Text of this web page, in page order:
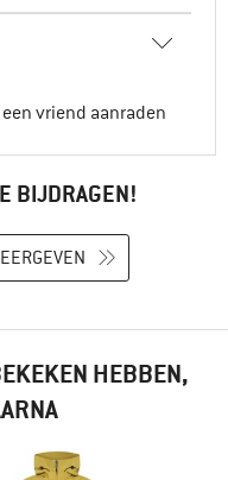
vriend aanraden
BIJDRAGEN!
HEBBEN,